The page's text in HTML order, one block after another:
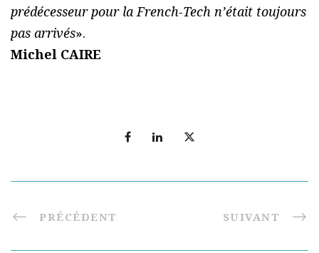
prédécesseur pour la French-Tech n’était toujours
pas arrivés».
Michel CAIRE
PRÉCÉDENT SUIVANT